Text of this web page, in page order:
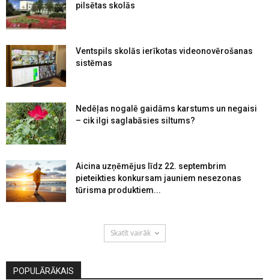
pilsētas skolās
Ventspils skolās ierīkotas videonovērošanas
sistēmas
Nedēļas nogalē gaidāms karstums un negaisi
– cik ilgi saglabāsies siltums?
Aicina uzņēmējus līdz 22. septembrim
pieteikties konkursam jauniem nesezonas
tūrisma produktiem...
Skatīt vairāk
POPULĀRĀKAIS